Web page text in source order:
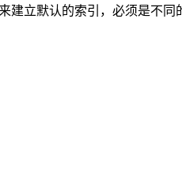
立默认的索引，必须是不